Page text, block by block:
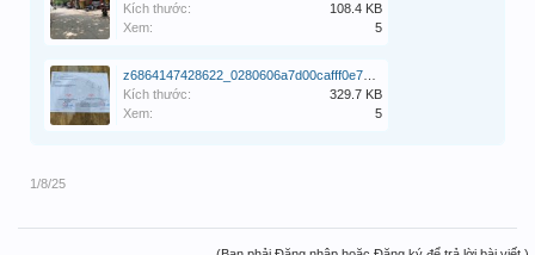
Kích thước:
108.4 KB
Xem:
5
Kích thước:
329.7 KB
Xem:
5
1/8/25